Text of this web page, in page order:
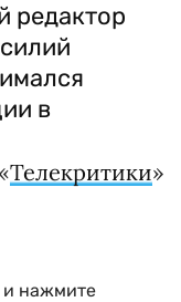
редактор
в
Телекритики»
и нажмите